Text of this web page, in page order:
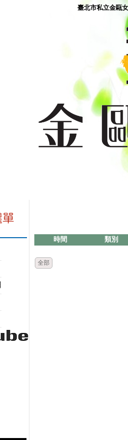
臺北市私立金甌
時間 類別
全部